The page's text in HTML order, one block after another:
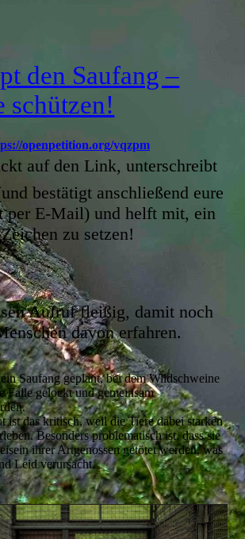
den Saufang –
schützen!
openpetition.org/vqzpm
auf den Link, unterschreibt
bestätigt anschließend eure
per E-Mail) und helft mit, ein
Zeichen zu setzen!
Aufruf fleißig, damit noch
davon erfahren.
Saufang geplant, bei dem Wildschweine
Falle gelockt und gemeinsam
ist das kritisch, weil die Tiere dabei starken
Besonders problematisch ist, dass sie
ihrer Artgenossen getötet werden, was
Leid verursacht.